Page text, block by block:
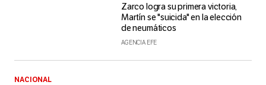
Zarco logra su primera victoria,
Martín se "suicida" en la elección
de neumáticos
AGENCIA EFE
NACIONAL